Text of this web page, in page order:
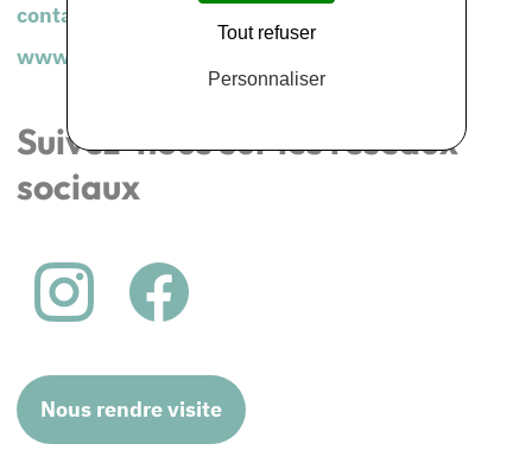
contact@biereduvexin.fr
www.biere-du-vexin.com
Suivez-nous sur les réseaux
sociaux
Nous rendre visite
Tout refuser
Personnaliser